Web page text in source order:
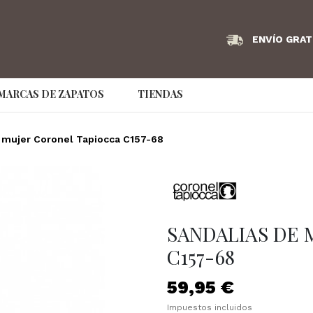
ENVÍO
DE ZAPATOS
Bikkembergs
Fluchos
Jaime Mascaró
TIENDAS
Coronel Tapiocca C157-68
SANDALIAS DE
C157-68
59,95 €
Impuestos incluidos